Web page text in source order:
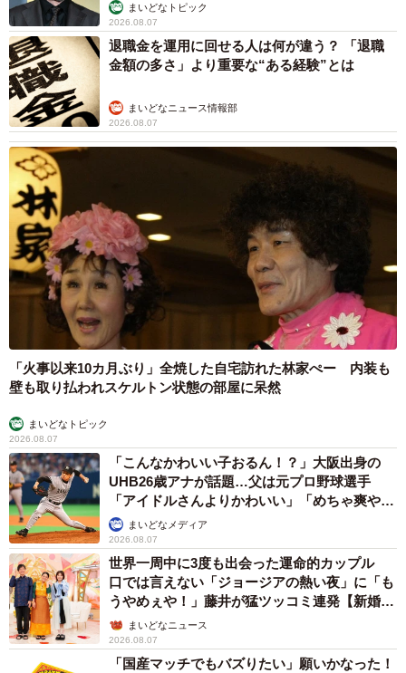
まいどなトピック
2026.08.07
退職金を運用に回せる人は何が違う？ 「退職
金額の多さ」より重要な“ある経験”とは
まいどなニュース情報部
2026.08.07
「火事以来10カ月ぶり」全焼した自宅訪れた林家ぺー 内装も
壁も取り払われスケルトン状態の部屋に呆然
まいどなトピック
2026.08.07
「こんなかわいい子おるん！？」大阪出身の
UHB26歳アナが話題…父は元プロ野球選手
「アイドルさんよりかわいい」「めちゃ爽や
か」まいどなメディア
2026.08.07
世界一周中に3度も出会った運命的カップル
口では言えない「ジョージアの熱い夜」に「も
うやめぇや！」藤井が猛ツッコミ連発【新婚さ
ん】まいどなニュース
2026.08.07
「国産マッチでもバズりたい」願いかなった！